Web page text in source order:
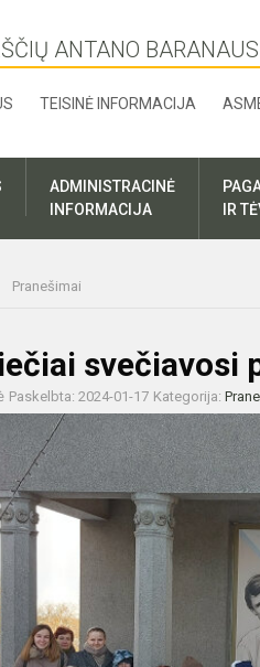
ANTANO
TEISINĖ INFORMACIJA
ADMINISTRACINĖ
INFORMACIJA
IR
Pranešimai
svečiavosi
Paskelbta: 2024-01-17 Kategorija: